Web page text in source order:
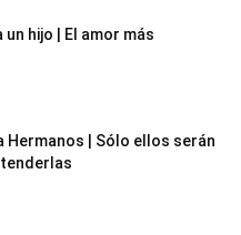
un hijo | El amor más
Hermanos | Sólo ellos serán